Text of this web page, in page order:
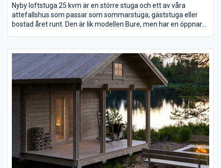
Nyby loftstuga 25 kvm är en större stuga och ett av våra
attefallshus som passar som sommarstuga, gäststuga eller
bostad året runt. Den är lik modellen Bure, men har en öppnare
och ytterdörr levereras isolerade och håller värmen inne.